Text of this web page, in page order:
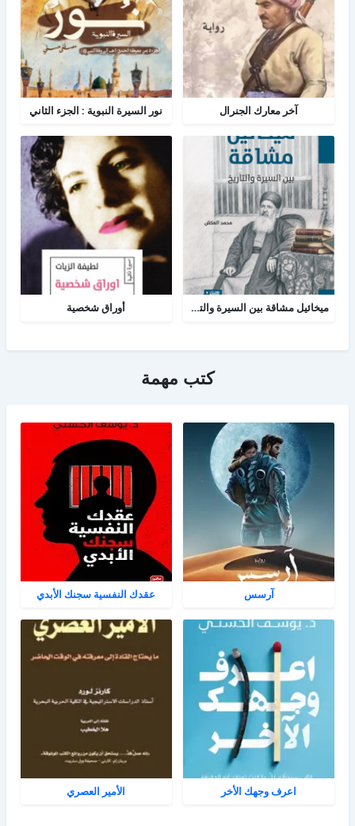
آخر معارك الجنرال نور السيرة النبوية : الجزء الثاني
ميخائيل مشاقة بين السيرة والتاريخ أوراق شخصية
كتب مهمة
آرسس عقدك النفسية سجنك الأبدي
اعرف وجهك الأخر الأمير العصري